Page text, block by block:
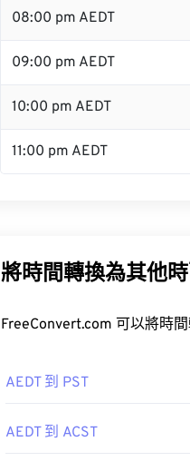
08:00 pm AEDT
09:00 pm AEDT
10:00 pm AEDT
11:00 pm AEDT
將時間轉換為其他
FreeConvert.com 可以將時
AEDT 到 PST
AEDT 到 ACST